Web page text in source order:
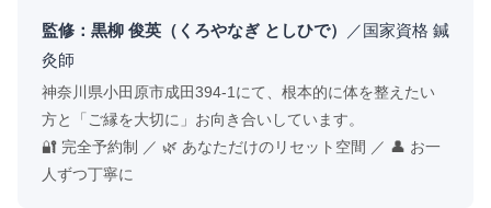
監修：黒柳 俊英（くろやなぎ としひで）
／国家資格 鍼
灸師
神奈川県小田原市成田394-1にて、根本的に体を整えたい
方と「ご縁を大切に」お向き合いしています。
🔐 完全予約制 ／ 🌿 あなただけのリセット空間 ／ 👤 お一
人ずつ丁寧に